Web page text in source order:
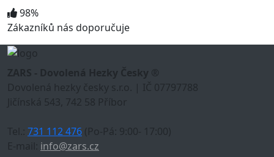
98%
Zákazníků nás doporučuje
ZARS - Dovolená Hezky Česky ®
Dovolená hezky česky s.r.o. | IČ 07797788
Jičínská 543, 742 58 Příbor
Tel.: 731 112 476 (Po-Pá: 9:00- 17:00)
E-mail: info@zars.cz